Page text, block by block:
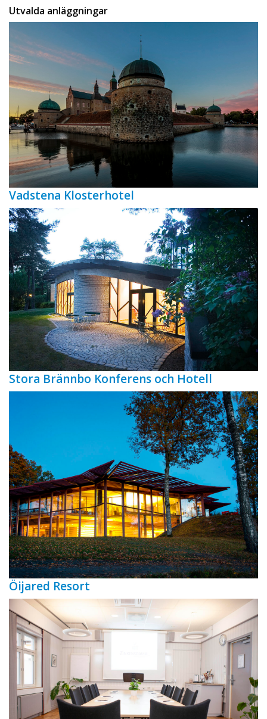
Utvalda anläggningar
Vadstena Klosterhotel
Stora Brännbo Konferens och Hotell
Öijared Resort